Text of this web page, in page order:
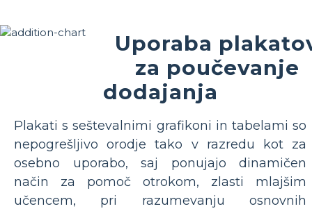
Uporaba
za poučevanje
dodajanja
Plakati s seštevalnimi grafikoni in tabelami so
nepogrešljivo orodje tako v razredu kot za
osebno uporabo, saj ponujajo dinamičen
način za pomoč otrokom, zlasti mlajšim
učencem, pri razumevanju osnovnih